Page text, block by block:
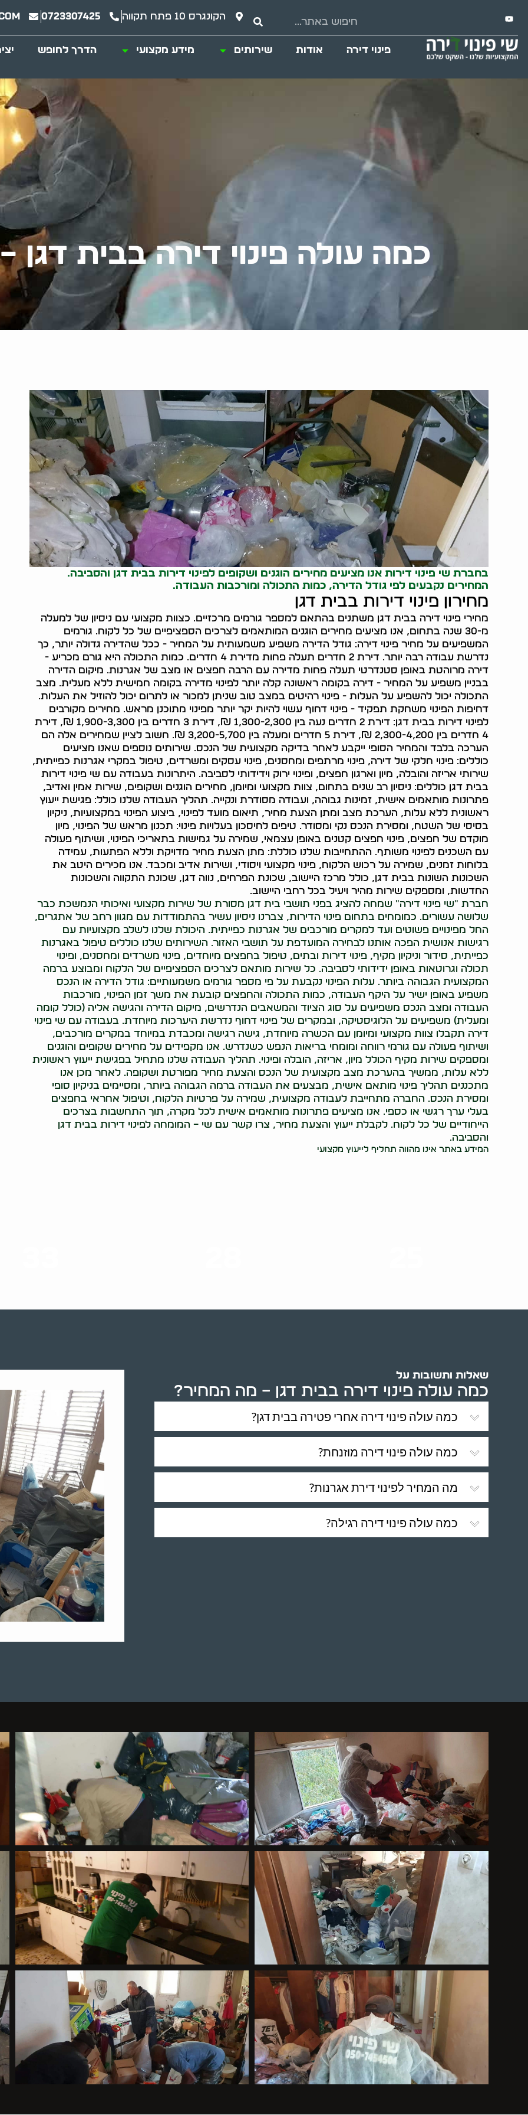
הקונגרס 10 פתח תקווה 0723307425
פינוי דירה אודות שירותים מידע מקצועי הדרך לחופש
כמה עולה פינוי דירה בבית דגן
בחברת שי פינוי דירות אנו מציעים מחירים הוגנים ושקופים לפינוי דירות בבית דגן והסביבה.
המחירים נקבעים לפי גודל הדירה, כמות התכולה ומורכבות העבודה.
מחירון פינוי דירות בבית דגן
מחירי פינוי דירה בבית דגן משתנים בהתאם למספר גורמים מרכזיים. כצוות מקצועי עם ניסיון של למעלה
מ-30 שנה בתחום, אנו מציעים מחירים הוגנים המותאמים לצרכים הספציפיים של כל לקוח. גורמים
המשפיעים על מחיר פינוי דירה: גודל הדירה משפיע משמעותית על המחיר - ככל שהדירה גדולה יותר, כך
נדרשת עבודה רבה יותר. דירת 2 חדרים תעלה פחות מדירת 4 חדרים. כמות התכולה היא גורם מכריע -
דירה מרוהטת באופן סטנדרטי תעלה פחות מדירה עם הרבה חפצים או מצב של אגרנות. מיקום הדירה
בבניין משפיע על המחיר - דירה בקומה ראשונה קלה יותר לפינוי מדירה בקומה חמישית ללא מעלית. מצב
התכולה יכול להשפיע על העלות - פינוי רהיטים במצב טוב שניתן למכור או לתרום יכול להוזיל את העלות.
דחיפות הפינוי משחקת תפקיד - פינוי דחוף עשוי להיות יקר יותר מפינוי מתוכנן מראש. מחירים מקורבים
לפינוי דירות בבית דגן: דירת 2 חדרים נעה בין 1,300-2,300 ₪, דירת 3 חדרים בין 1,900-3,300 ₪, דירת
4 חדרים בין 2,300-4,200 ₪, דירת 5 חדרים ומעלה בין 3,200-5,700 ₪. חשוב לציין שמחירים אלה הם
הערכה בלבד והמחיר הסופי ייקבע לאחר בדיקה מקצועית של הנכס. שירותים נוספים שאנו מציעים
כוללים: פינוי חלקי של דירה, פינוי מרתפים ומחסנים, פינוי עסקים ומשרדים, טיפול במקרי אגרנות כפייתית,
שירותי אריזה והובלה, מיון וארגון חפצים, ופינוי ירוק וידידותי לסביבה. היתרונות בעבודה עם שי פינוי דירות
בבית דגן כוללים: ניסיון רב שנים בתחום, צוות מקצועי ומיומן, מחירים הוגנים ושקופים, שירות אמין ואדיב,
פתרונות מותאמים אישית, זמינות גבוהה, ועבודה מסודרת ונקייה. תהליך העבודה שלנו כולל: פגישת ייעוץ
ראשונית ללא עלות, הערכת מצב ומתן הצעת מחיר, תיאום מועד לפינוי, ביצוע הפינוי במקצועיות, ניקיון
בסיסי של השטח, ומסירת הנכס נקי ומסודר. טיפים לחיסכון בעלויות פינוי: תכנון מראש של הפינוי, מיון
מוקדם של חפצים, פינוי חפצים קטנים באופן עצמאי, שמירה על גמישות בתאריכי הפינוי, ושיתוף פעולה
עם השכנים לפינוי משותף. ההתחייבות שלנו כוללת: מתן הצעת מחיר מדויקת וללא הפתעות, עמידה
בלוחות זמנים, שמירה על רכוש הלקוח, פינוי מקצועי ויסודי, ושירות אדיב ומכבד. אנו מכירים היטב את
השכונות השונות בבית דגן, כולל מרכז היישוב, שכונת הפרחים, נווה דגן, שכונת התקווה והשכונות
החדשות, ומספקים שירות מהיר ויעיל בכל רחבי היישוב.
חברת "שי פינוי דירה" שמחה להציג בפני תושבי בית דגן מסורת של שירות מקצועי ואיכותי הנמשכת כבר
שלושה עשורים. כמומחים בתחום פינוי הדירות, צברנו ניסיון עשיר בהתמודדות עם מגוון רחב של אתגרים,
החל מפינויים פשוטים ועד למקרים מורכבים של אגרנות כפייתית. היכולת שלנו לשלב מקצועיות עם
רגישות אנושית הפכה אותנו לבחירה המועדפת על תושבי האזור. השירותים שלנו כוללים טיפול באגרנות
כפייתית, סידור וניקיון מקיף, פינוי דירות ובתים, טיפול בחפצים מיוחדים, פינוי משרדים ומחסנים, ופינוי
תכולה וגרוטאות באופן ידידותי לסביבה. כל שירות מותאם לצרכים הספציפיים של הלקוח ומבוצע ברמה
המקצועית הגבוהה ביותר. עלות הפינוי נקבעת על פי מספר גורמים משמעותיים: גודל הדירה או הנכס
משפיע באופן ישיר על היקף העבודה, כמות התכולה והחפצים קובעת את משך זמן הפינוי, מורכבות
העבודה ומצב הנכס משפיעים על סוג הציוד והמשאבים הנדרשים, מיקום הדירה והגישה אליה (כולל קומה
ומעלית) משפיעים על הלוגיסטיקה, ובמקרים של פינוי דחוף נדרשת היערכות מיוחדת. בעבודה עם שי פינוי
דירה תקבלו צוות מקצועי ומיומן עם הכשרה מיוחדת, גישה רגישה ומכבדת במיוחד במקרים מורכבים,
ושיתוף פעולה עם גורמי רווחה ומומחי בריאות הנפש כשנדרש. אנו מקפידים על מחירים שקופים והוגנים
ומספקים שירות מקיף הכולל מיון, אריזה, הובלה ופינוי. תהליך העבודה שלנו מתחיל בפגישת ייעוץ ראשונית
ללא עלות, ממשיך בהערכת מצב מקצועית של הנכס והצעת מחיר מפורטת ושקופה. לאחר מכן אנו
מתכננים תהליך פינוי מותאם אישית, מבצעים את העבודה ברמה הגבוהה ביותר, ומסיימים בניקיון סופי
ומסירת הנכס. החברה מתחייבת לעבודה מקצועית, שמירה על פרטיות הלקוח, וטיפול אחראי בחפצים
בעלי ערך רגשי או כספי. אנו מציעים פתרונות מותאמים אישית לכל מקרה, תוך התחשבות בצרכים
הייחודיים של כל לקוח. לקבלת ייעוץ והצעת מחיר, צרו קשר עם שי – המומחה לפינוי דירות בבית דגן
והסביבה.
המידע באתר אינו מהווה תחליף לייעוץ מקצועי
שאלות ותשובות על
כמה עולה פינוי דירה בבית דגן – מה המחיר?
כמה עולה פינוי דירה אחרי פטירה בבית דגן?
כמה עולה פינוי דירה מוזנחת?
מה המחיר לפינוי דירת אגרנות?
כמה עולה פינוי דירה רגילה?